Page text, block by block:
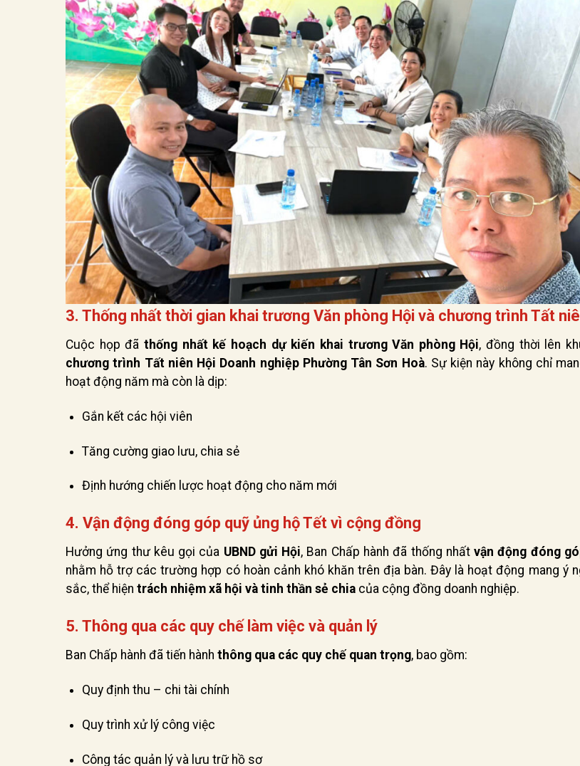
3. Thống nhất thời gian khai trương Văn phòng Hội và chương trình Tất
Cuộc họp đã thống nhất kế hoạch dự kiến khai trương Văn phòng Hội, đồng thời lên
chương trình Tất niên Hội Doanh nghiệp Phường Tân Sơn Hoà. Sự kiện này không chỉ
hoạt động năm mà còn là dịp:
Gắn kết các hội viên
Tăng cường giao lưu, chia sẻ
Định hướng chiến lược hoạt động cho năm mới
4. Vận động đóng góp quỹ ủng hộ Tết vì cộng đồng
Hưởng ứng thư kêu gọi của UBND gửi Hội, Ban Chấp hành đã thống nhấtvận động đóng
nhằm hỗ trợ các trường hợp có hoàn cảnh khó khăn trên địa bàn. Đây là hoạt động mang ý
sắc, thể hiện trách nhiệm xã hội và tinh thần sẻ chia của cộng đồng doanh nghiệp.
5. Thông qua các quy chế làm việc và quản lý
Ban Chấp hành đã tiến hành thông qua các quy chế quan trọng, bao gồm:
Quy định thu – chi tài chính
Quy trình xử lý công việc
Công tác quản lý và lưu trữ hồ sơ